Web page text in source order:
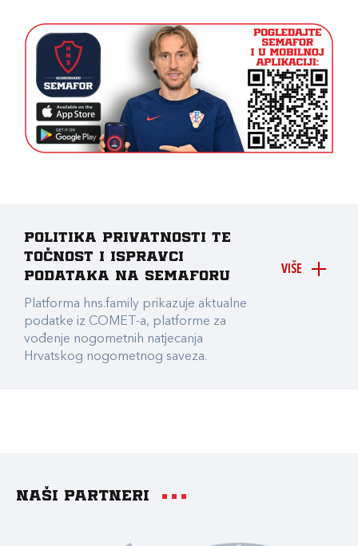
VIŠE
Politika privatnosti te
točnost i ispravci
podataka na Semaforu
Platforma hns.family prikazuje aktualne
podatke iz COMET-a, platforme za
vođenje nogometnih natjecanja
Hrvatskog nogometnog saveza.
Naši partneri